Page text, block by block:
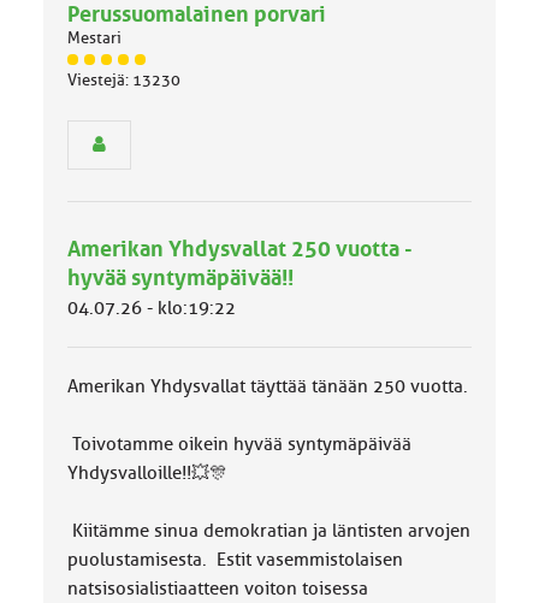
n
e
n
Perussuomalainen porvari
Mestari
J
ä
m
ä
u
k
Viestejä: 13230
Amerikan Yhdysvallat 250 vuotta -
hyvää syntymäpäivää!!
04.07.26 - klo:19:22
Amerikan Yhdysvallat täyttää tänään 250 vuotta.
Toivotamme oikein hyvää syntymäpäivää
Yhdysvalloille!!💥🎊
Kiitämme sinua demokratian ja läntisten arvojen
puolustamisesta. Estit vasemmistolaisen
natsisosialistiaatteen voiton toisessa